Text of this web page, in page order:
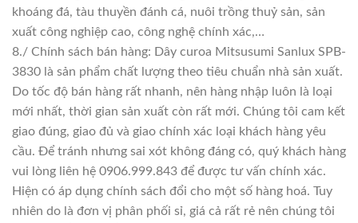
khoáng đá, tàu thuyền đánh cá, nuôi trồng thuỷ sản, sản
xuất công nghiệp cao, công nghệ chính xác,…
8./ Chính sách bán hàng: Dây curoa Mitsusumi Sanlux SPB-
3830 là sản phẩm chất lượng theo tiêu chuẩn nhà sản xuất.
Do tốc độ bán hàng rất nhanh, nên hàng nhập luôn là loại
mới nhất, thời gian sản xuất còn rất mới. Chúng tôi cam kết
giao đúng, giao đủ và giao chính xác loại khách hàng yêu
cầu. Để tránh nhưng sai xót không đáng có, quý khách hàng
vui lòng liên hệ 0906.999.843 để được tư vấn chính xác.
Hiện có áp dụng chính sách đổi cho một số hàng hoá. Tuy
nhiên do là đơn vị phân phối sỉ, giá cả rất rẻ nên chúng tôi